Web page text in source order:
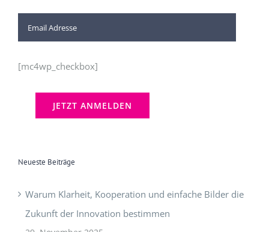
[mc4wp_checkbox]
Neueste Beiträge
Warum Klarheit, Kooperation und einfache Bilder die
Zukunft der Innovation bestimmen